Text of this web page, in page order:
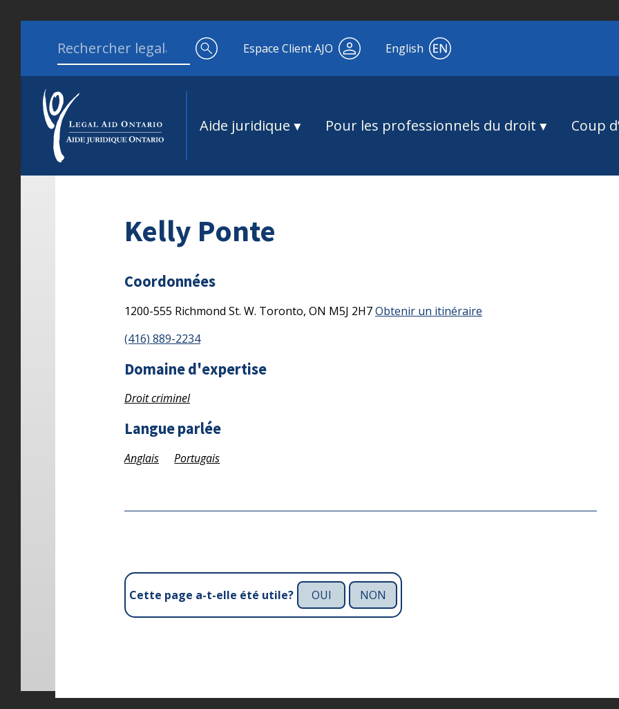
Search for:
Espace Client AJO English
Aide juridique Pour les professionnels du droit Coup
Kelly Ponte
Coordonnées
1200-555 Richmond St. W. Toronto, ON M5J 2H7Obtenir un itinéraire
(416) 889-2234
Domaine d'expertise
Droit criminel
Langue parlée
Anglais Portugais
Cette page a-t-elle été utile? OUI NON